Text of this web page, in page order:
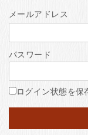
銀座夏野・箸長
ご利用ガイド
お客様の声
メールアドレス
パスワード
ログイン状態を保